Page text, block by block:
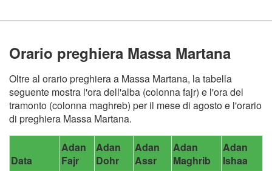
Orario preghiera Massa Martana
Oltre al orario preghiera a Massa Martana, la tabella
seguente mostra l'ora dell'alba (colonna fajr) e l'ora del
tramonto (colonna maghreb) per il mese di agosto e l'orario
di preghiera Massa Martana.
Data
Adan
Fajr
Adan
Dohr
Adan
Assr
Adan
Maghrib
Adan
Ishaa